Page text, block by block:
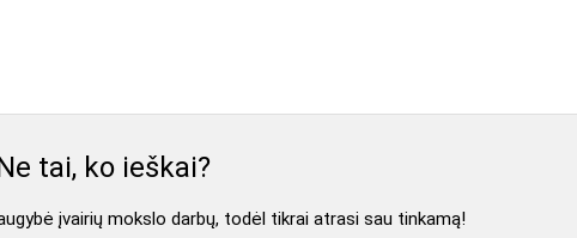
tai, ko ieškai?
įvairių mokslo darbų, todėl tikrai atrasi sau tinkamą!